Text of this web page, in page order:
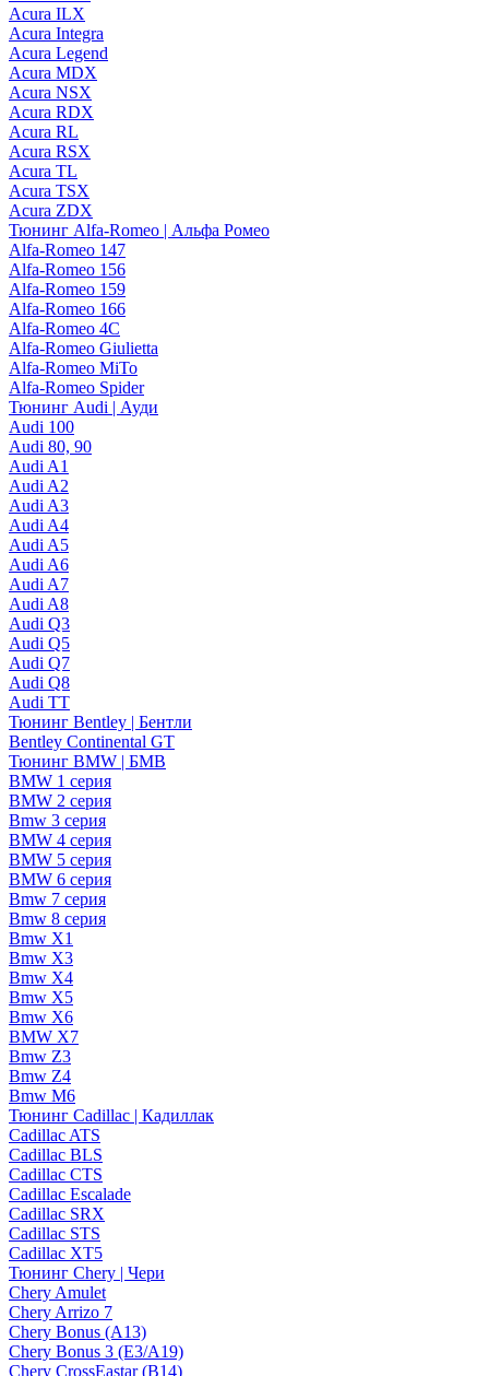
Acura ILX
Acura Integra
Acura Legend
Acura MDX
Acura NSX
Acura RDX
Acura RL
Acura RSX
Acura TL
Acura TSX
Acura ZDX
Тюнинг Alfa-Romeo | Альфа Ромео
Alfa-Romeo 147
Alfa-Romeo 156
Alfa-Romeo 159
Alfa-Romeo 166
Alfa-Romeo 4C
Alfa-Romeo Giulietta
Alfa-Romeo MiTo
Alfa-Romeo Spider
Тюнинг Audi | Ауди
Audi 100
Audi 80, 90
Audi A1
Audi A2
Audi A3
Audi A4
Audi A5
Audi A6
Audi A7
Audi A8
Audi Q3
Audi Q5
Audi Q7
Audi Q8
Audi TT
Тюнинг Bentley | Бентли
Bentley Continental GT
Тюнинг BMW | БМВ
BMW 1 серия
BMW 2 серия
Bmw 3 серия
BMW 4 серия
BMW 5 серия
BMW 6 серия
Bmw 7 серия
Bmw 8 серия
Bmw X1
Bmw X3
Bmw X4
Bmw X5
Bmw X6
BMW X7
Bmw Z3
Bmw Z4
Bmw М6
Тюнинг Cadillac | Кадиллак
Cadillac ATS
Cadillac BLS
Cadillac CTS
Cadillac Escalade
Cadillac SRX
Cadillac STS
Cadillac XT5
Тюнинг Chery | Чери
Chery Amulet
Chery Arrizo 7
Chery Bonus (A13)
Chery Bonus 3 (E3/A19)
Chery CrossEastar (B14)